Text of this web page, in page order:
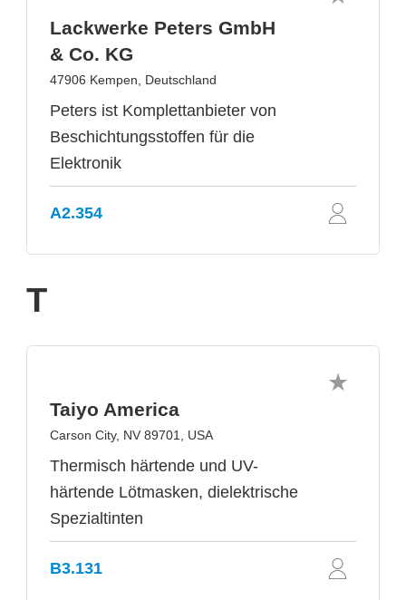
Lackwerke Peters GmbH
& Co. KG
47906 Kempen, Deutschland
Peters ist Komplettanbieter von
Beschichtungsstoffen für die
Elektronik
A2.354
T
Taiyo America
Carson City, NV 89701, USA
Thermisch härtende und UV-
härtende Lötmasken, dielektrische
Spezialtinten
B3.131